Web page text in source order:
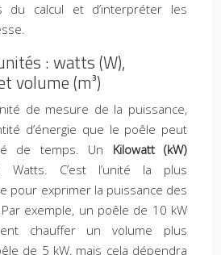
du calcul et d’interpréter les
: watts (W),
volume (m³)
de mesure de la puissance,
d’énergie que le poêle peut
de temps. Un Kilowatt (kW)
C’est l’unité la plus
pour exprimer la puissance des
exemple, un poêle de 10 kW
chauffer un volume plus
de 5 kW, mais cela dépendra